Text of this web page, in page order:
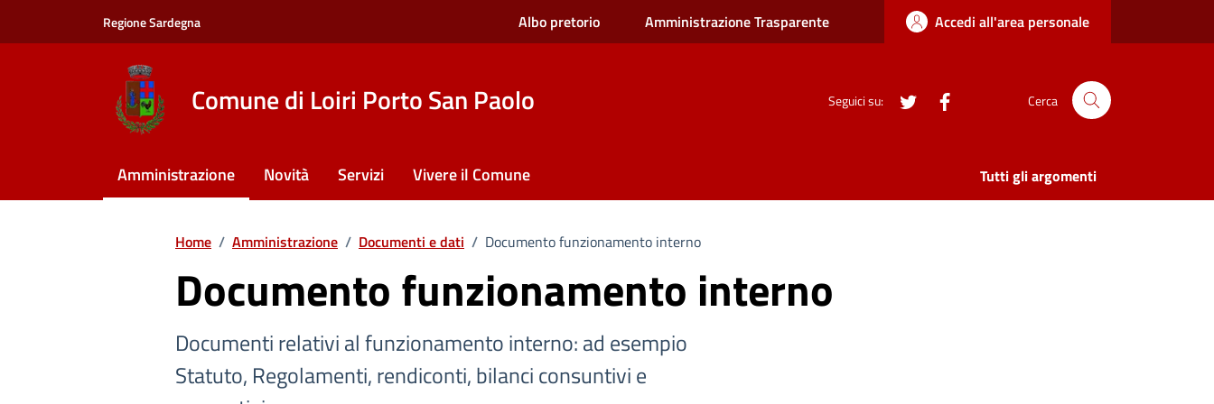
Regione Sardegna Albo pretorio Amministrazione Trasparente Accedi all'area personale
Comune di Loiri Porto San Paolo Seguici su: twitter Cerca
Amministrazione Novità Servizi Vivere il Comune Tutti gli argomenti
Home / Amministrazione / Documenti e dati / Documento funzionamento interno
Documento funzionamento interno
Documenti relativi al funzionamento interno: ad esempio
Statuto, Regolamenti, rendiconti, bilanci consuntivi e